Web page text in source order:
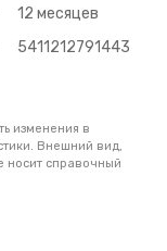
12 месяцев
5411212791443
изменения в
Внешний вид,
носит справочный